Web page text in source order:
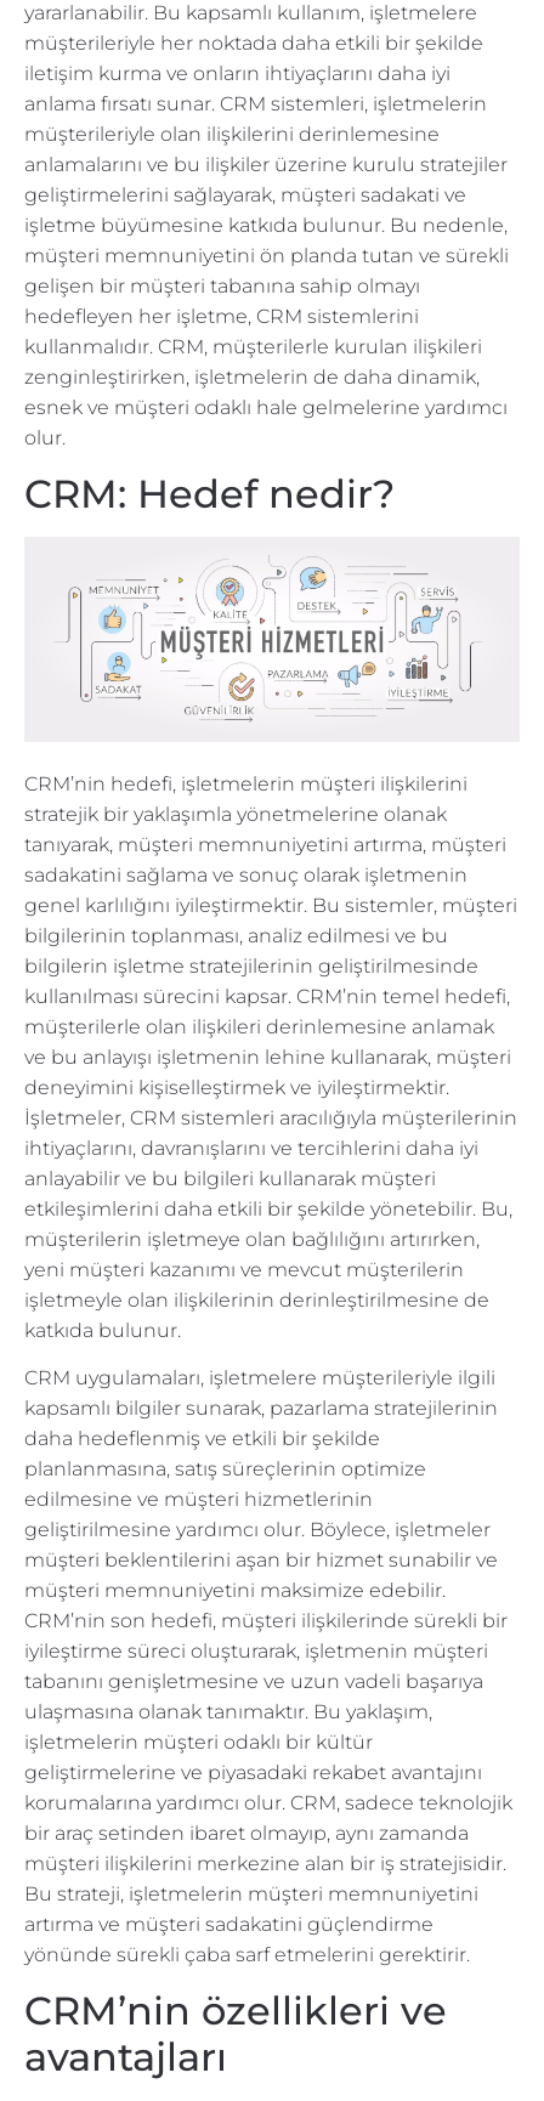
yararlanabilir. Bu kapsamlı kullanım, işletmelere
müşterileriyle her noktada daha etkili bir şekilde
iletişim kurma ve onların ihtiyaçlarını daha iyi
anlama fırsatı sunar. CRM sistemleri, işletmelerin
müşterileriyle olan ilişkilerini derinlemesine
anlamalarını ve bu ilişkiler üzerine kurulu stratejiler
geliştirmelerini sağlayarak, müşteri sadakati ve
işletme büyümesine katkıda bulunur. Bu nedenle,
müşteri memnuniyetini ön planda tutan ve sürekli
gelişen bir müşteri tabanına sahip olmayı
hedefleyen her işletme, CRM sistemlerini
kullanmalıdır. CRM, müşterilerle kurulan ilişkileri
zenginleştirirken, işletmelerin de daha dinamik,
esnek ve müşteri odaklı hale gelmelerine yardımcı
olur.
CRM: Hedef nedir?
CRM’nin hedefi, işletmelerin müşteri ilişkilerini
stratejik bir yaklaşımla yönetmelerine olanak
tanıyarak, müşteri memnuniyetini artırma, müşteri
sadakatini sağlama ve sonuç olarak işletmenin
genel karlılığını iyileştirmektir. Bu sistemler, müşteri
bilgilerinin toplanması, analiz edilmesi ve bu
bilgilerin işletme stratejilerinin geliştirilmesinde
kullanılması sürecini kapsar. CRM’nin temel hedefi,
müşterilerle olan ilişkileri derinlemesine anlamak
ve bu anlayışı işletmenin lehine kullanarak, müşteri
deneyimini kişiselleştirmek ve iyileştirmektir.
İşletmeler, CRM sistemleri aracılığıyla müşterilerinin
ihtiyaçlarını, davranışlarını ve tercihlerini daha iyi
anlayabilir ve bu bilgileri kullanarak müşteri
etkileşimlerini daha etkili bir şekilde yönetebilir. Bu,
müşterilerin işletmeye olan bağlılığını artırırken,
yeni müşteri kazanımı ve mevcut müşterilerin
işletmeyle olan ilişkilerinin derinleştirilmesine de
katkıda bulunur.
CRM uygulamaları, işletmelere müşterileriyle ilgili
kapsamlı bilgiler sunarak, pazarlama stratejilerinin
daha hedeflenmiş ve etkili bir şekilde
planlanmasına, satış süreçlerinin optimize
edilmesine ve müşteri hizmetlerinin
geliştirilmesine yardımcı olur. Böylece, işletmeler
müşteri beklentilerini aşan bir hizmet sunabilir ve
müşteri memnuniyetini maksimize edebilir.
CRM’nin son hedefi, müşteri ilişkilerinde sürekli bir
iyileştirme süreci oluşturarak, işletmenin müşteri
tabanını genişletmesine ve uzun vadeli başarıya
ulaşmasına olanak tanımaktır. Bu yaklaşım,
işletmelerin müşteri odaklı bir kültür
geliştirmelerine ve piyasadaki rekabet avantajını
korumalarına yardımcı olur. CRM, sadece teknolojik
bir araç setinden ibaret olmayıp, aynı zamanda
müşteri ilişkilerini merkezine alan bir iş stratejisidir.
Bu strateji, işletmelerin müşteri memnuniyetini
artırma ve müşteri sadakatini güçlendirme
yönünde sürekli çaba sarf etmelerini gerektirir.
CRM’nin özellikleri ve
avantajları